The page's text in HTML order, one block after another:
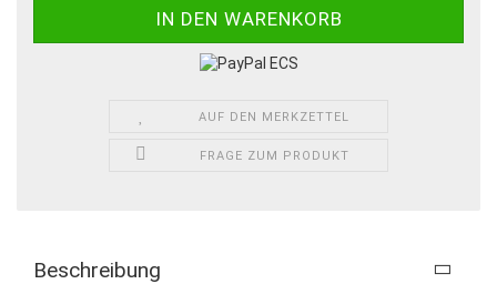
AUF DEN MERKZETTEL
FRAGE ZUM PRODUKT
Beschreibung